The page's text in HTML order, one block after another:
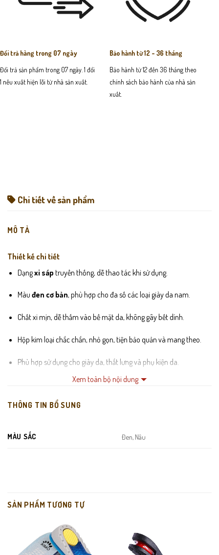
Đổi trả hàng trong 07 ngày
Đổi trả sản phẩm trong 07 ngày. 1 đổi
1 nếu xuất hiện lỗi từ nhà sản xuất.
Bảo hành từ 12 - 36 tháng
Bảo hành từ 12 đến 36 tháng theo
chính sách bảo hành của nhà sản
xuất.
Chi tiết về sản phẩm
MÔ TẢ
Thiết kế chi tiết
Dạngxi sáp truyền thống, dễ thao tác khi sử dụng.
Màu đen cơ bản, phù hợp cho đa số các loại giày da nam.
Chất xi mịn, dễ thấm vào bề mặt da, không gây bết dính.
Hộp kim loại chắc chắn, nhỏ gọn, tiện bảo quản và mang theo.
Phù hợp sử dụng cho giày da, thắt lưng và phụ kiện da.
Bảo vệ bề mặt da, hạn chế khô nứt trong quá trình sử dụng.
Xem toàn bộ nội dung
THÔNG TIN BỔ SUNG
MÀU SẮC Đen, Nâu
SẢN PHẨM TƯƠNG TỰ